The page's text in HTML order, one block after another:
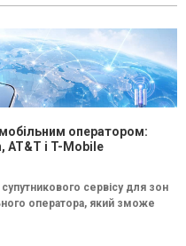
оператором:
AT&T і T-Mobile
сервісу для зон
оператора, який зможе